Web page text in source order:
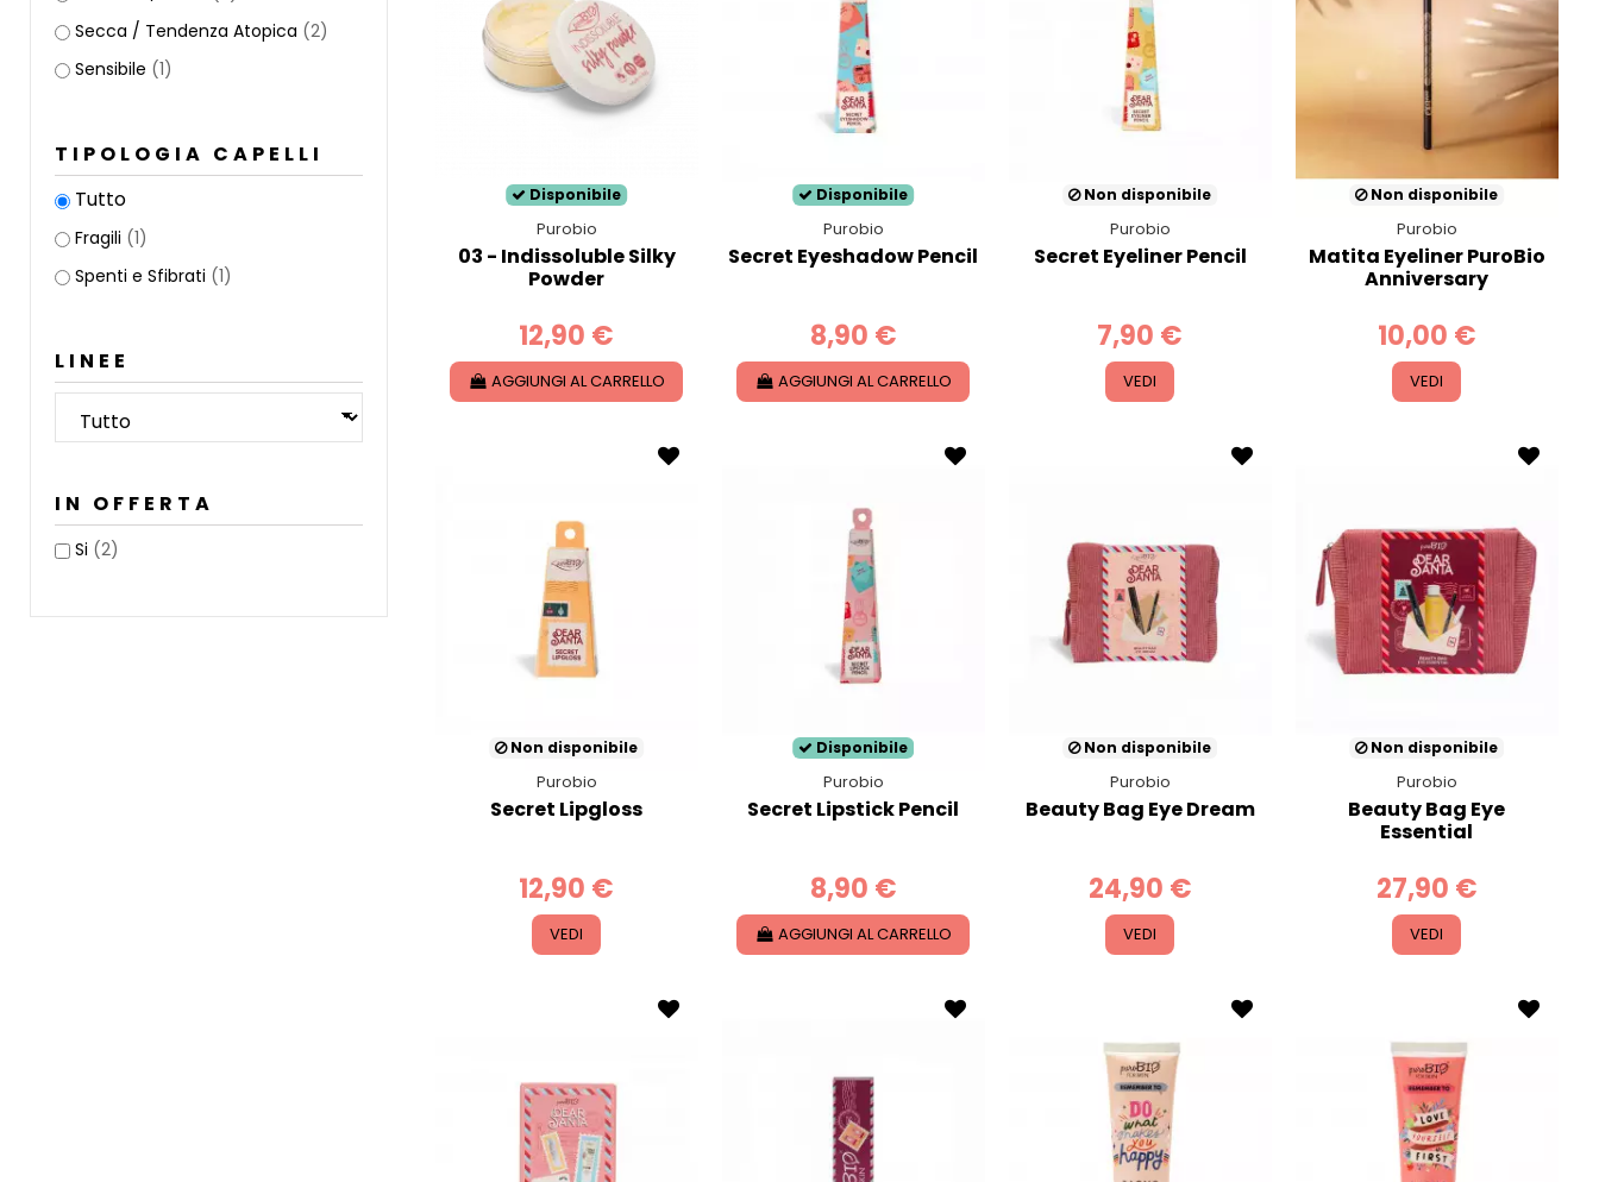
Disponibile
Purobio
03 - Indissoluble Silky
Powder
12,90 €
AGGIUNGI AL CARRELLO
Disponibile
Purobio
Secret Eyeshadow Pencil
8,90 €
AGGIUNGI AL CARRELLO
Non disponibile
Purobio
Secret Eyeliner Pencil
7,90 €
VEDI
Non disponibile
Purobio
Matita Eyeliner PuroBio
Anniversary
10,00 €
VEDI
Non disponibile
Purobio
Secret Lipgloss
12,90 €
VEDI
Disponibile
Purobio
Secret Lipstick Pencil
8,90 €
AGGIUNGI AL CARRELLO
Non disponibile
Purobio
Beauty Bag Eye Dream
24,90 €
VEDI
Non disponibile
Purobio
Beauty Bag Eye
Essential
27,90 €
VEDI
Secca / Tendenza Atopica (2)
Sensibile (1)
TIPOLOGIA CAPELLI
Tutto
Fragili (1)
Spenti e Sfibrati (1)
LINEE
IN OFFERTA
Si (2)